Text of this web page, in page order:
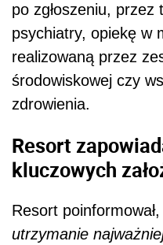
po zgłoszeniu, przez
psychiatry, opiekę w
realizowaną przez
środowiskowej czy
zdrowienia.
Resort
kluczowych
Resort
utrzymanie